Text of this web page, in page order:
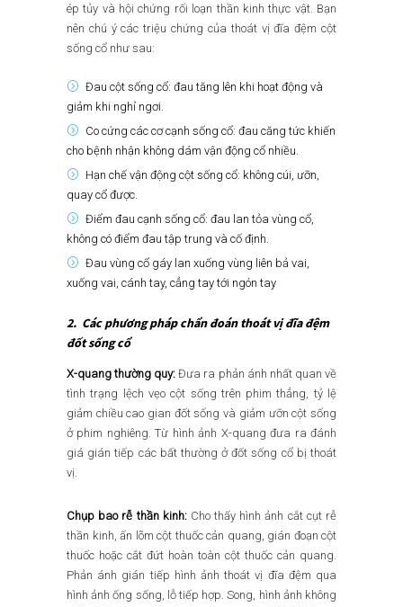
ép tủy và hội chứng rối loạn thần kinh thực vật. Bạn
nên chú ý các triệu chứng của thoát vị đĩa đệm cột
sống cổ như sau:
Đau cột sống cổ: đau tăng lên khi hoạt động và
giảm khi nghỉ ngơi.
Co cứng các cơ cạnh sống cổ: đau căng tức khiến
cho bệnh nhận không dám vận động cổ nhiều.
Hạn chế vận động cột sống cổ: không cúi, ưỡn,
quay cổ được.
Điểm đau cạnh sống cổ: đau lan tỏa vùng cổ,
không có điểm đau tập trung và cố định.
Đau vùng cổ gáy lan xuống vùng liên bả vai,
xuống vai, cánh tay, cẳng tay tới ngón tay
2. Các phương pháp chẩn đoán thoát vị đĩa đệm
đốt sống cổ
X-quang thường quy:Đưa ra phản ánh nhất quan về
tình trạng lệch vẹo cột sống trên phim thẳng, tỷ lệ
giảm chiều cao gian đốt sống và giảm ưỡn cột sống
ở phim nghiêng. Từ hình ảnh X-quang đưa ra đánh
giá gián tiếp các bất thường ở đốt sống cổ bị thoát
vị.
Chụp bao rễ thần kinh: Cho thấy hình ảnh cắt cụt rễ
thần kinh, ấn lõm cột thuốc cản quang, gián đoạn cột
thuốc hoặc cắt đứt hoàn toàn cột thuốc cản quang.
Phản ánh gián tiếp hình ảnh thoát vị đĩa đệm qua
hình ảnh ống sống, lỗ tiếp hợp. Song, hình ảnh không